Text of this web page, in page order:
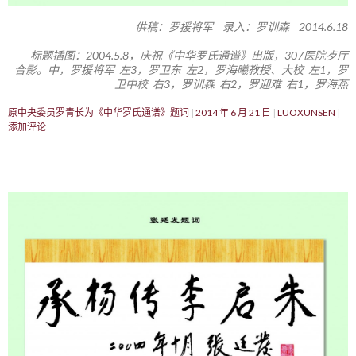
供稿：罗援将军 录入：罗训森 2014.6.18
标题插图：2004.5.8，庆祝《中华罗氏通谱》出版，307医院歺厅
合影。中，罗援将军 左3，罗卫东 左2，罗海曦教授、大校 左1，罗
卫中校 右3，罗训森 右2，罗迎难 右1，罗海燕
原中央委员罗青长为《中华罗氏通谱》题词 2014 年 6 月 21 日
LUOXUNSEN
添加评论